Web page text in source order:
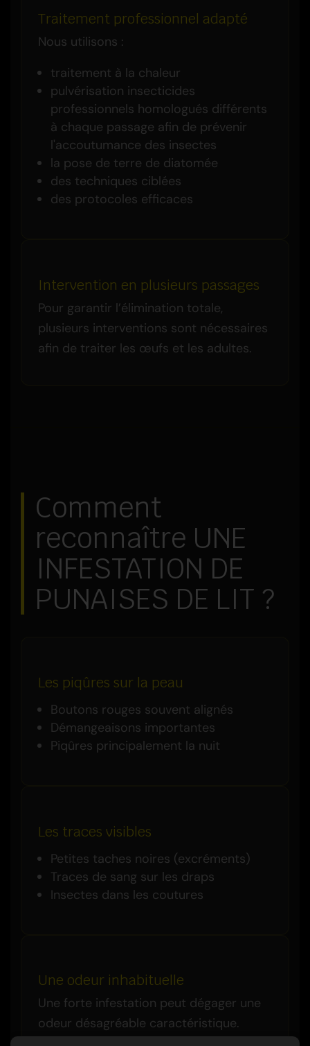
Traitement professionnel adapté
Nous utilisons :
traitement à la chaleur
pulvérisation insecticides
professionnels homologués différents
à chaque passage afin de prévenir
l'accoutumance des insectes
la pose de terre de diatomée
des techniques ciblées
des protocoles efficaces
Intervention en plusieurs passages
Pour garantir l’élimination totale,
plusieurs interventions sont nécessaires
afin de traiter les œufs et les adultes.
Comment
reconnaître UNE
INFESTATION DE
PUNAISES DE LIT ?
Les piqûres sur la peau
Boutons rouges souvent alignés
Démangeaisons importantes
Piqûres principalement la nuit
Les traces visibles
Petites taches noires (excréments)
Traces de sang sur les draps
Insectes dans les coutures
Une odeur inhabituelle
Une forte infestation peut dégager une
odeur désagréable caractéristique.